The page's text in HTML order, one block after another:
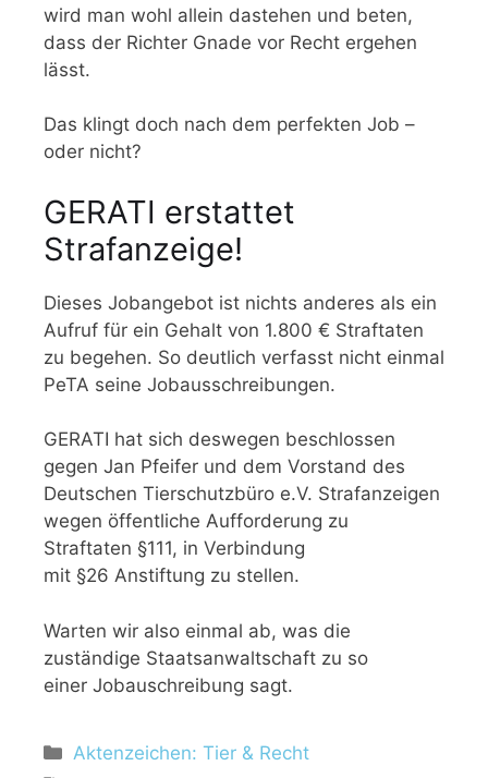
wird man wohl allein dastehen und beten,
dass der Richter Gnade vor Recht ergehen
lässt.
Das klingt doch nach dem perfekten Job –
oder nicht?
GERATI erstattet
Strafanzeige!
Dieses Jobangebot ist nichts anderes als ein
Aufruf für ein Gehalt von 1.800 € Straftaten
zu begehen. So deutlich verfasst nicht einmal
PeTA seine Jobausschreibungen.
GERATI hat sich deswegen beschlossen
gegen Jan Pfeifer und dem Vorstand des
Deutschen Tierschutzbüro e.V. Strafanzeigen
wegen öffentliche Aufforderung zu
Straftaten §111, in Verbindung
mit §26 Anstiftung zu stellen.
Warten wir also einmal ab, was die
zuständige Staatsanwaltschaft zu so
einer Jobauschreibung sagt.
K
Aktenzeichen: Tier & Recht